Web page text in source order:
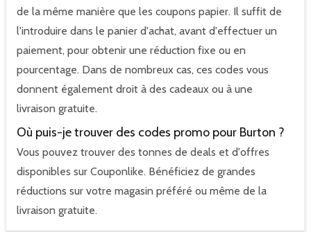
de la même manière que les coupons papier. Il suffit de
l'introduire dans le panier d'achat, avant d'effectuer un
paiement, pour obtenir une réduction fixe ou en
pourcentage. Dans de nombreux cas, ces codes vous
donnent également droit à des cadeaux ou à une
livraison gratuite.
Où puis-je trouver des codes promo pour Burton ?
Vous pouvez trouver des tonnes de deals et d'offres
disponibles sur Couponlike. Bénéficiez de grandes
réductions sur votre magasin préféré ou même de la
livraison gratuite.